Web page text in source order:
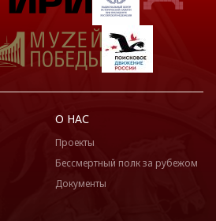
О НАС
Проекты
Бессмертный полк за рубежом
Документы